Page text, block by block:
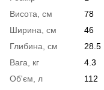
Висота, см
78
Ширина, см
46
Глибина, см
28.5
Вага, кг
4.3
Об'єм, л
112